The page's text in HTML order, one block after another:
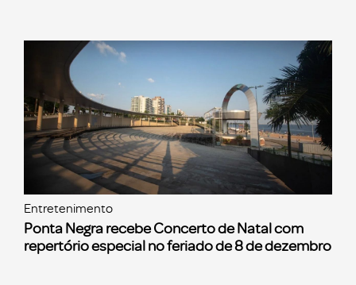
Entretenimento
Ponta Negra recebe Concerto de Natal com
repertório especial no feriado de 8 de dezembro